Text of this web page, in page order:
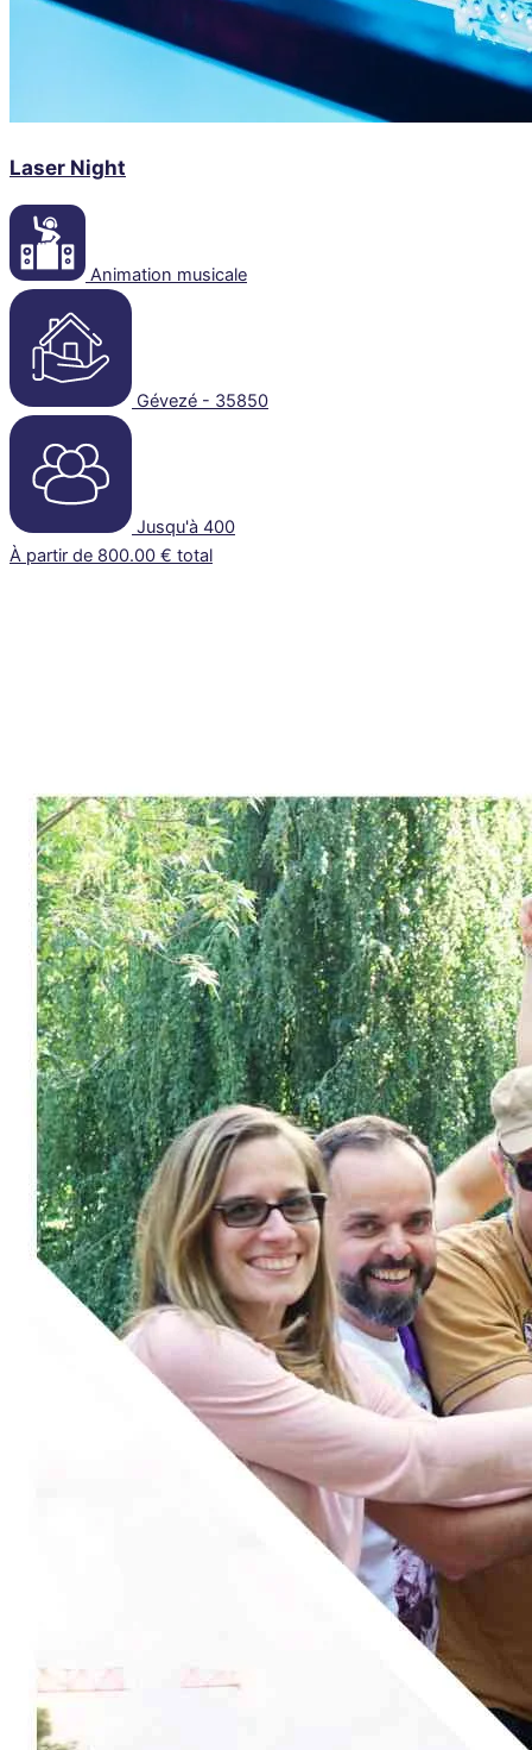
Laser Night
Animation musicale
Gévezé - 35850
Jusqu'à 400
À partir de 800.00 € total